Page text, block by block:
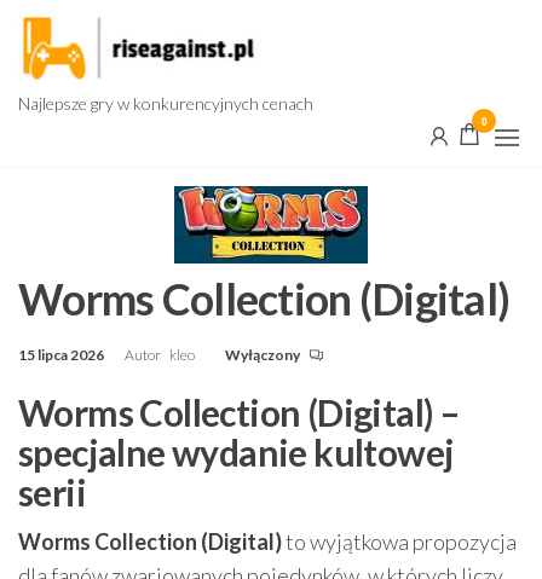
Przejdź
treści
Najlepsze gry w konkurencyjnych cenach
0
Worms Collection (Digital)
15 lipca 2026 Autor kleo Wyłączony
Worms Collection (Digital) –
specjalne wydanie kultowej
serii
Worms Collection (Digital)to wyjątkowa propozycja